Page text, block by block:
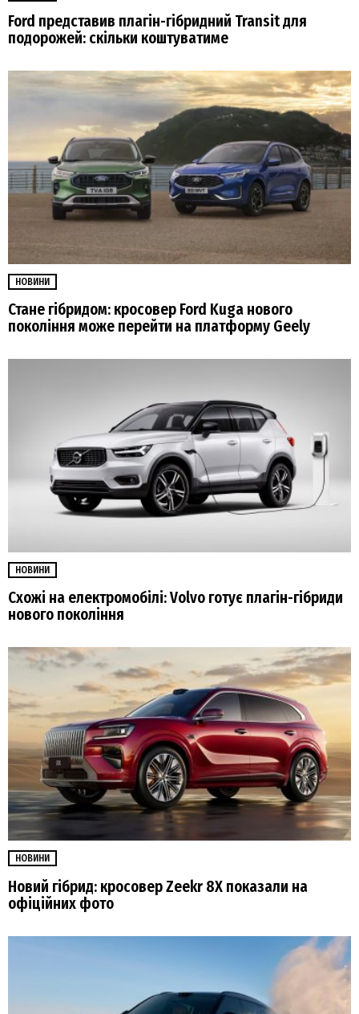
Ford представив плагін-гібридний Transit для
подорожей: скільки коштуватиме
НОВИНИ
Стане гібридом: кросовер Ford Kuga нового
покоління може перейти на платформу Geely
НОВИНИ
Схожі на електромобілі: Volvo готує плагін-гібриди
нового покоління
НОВИНИ
Новий гібрид: кросовер Zeekr 8X показали на
офіційних фото